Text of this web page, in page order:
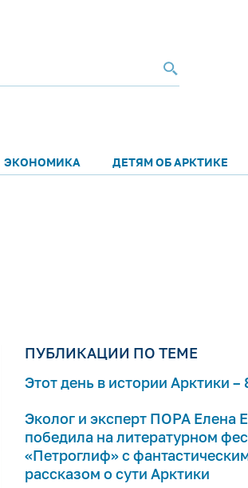
ЭКОНОМИКА ДЕТЯМ ОБ АРКТИКЕ
ПУБЛИКАЦИИ ПО ТЕМЕ
Этот день в истории Арктики –
Эколог и эксперт ПОРА Елена
победила на литературном
«Петроглиф» с
рассказом о сути Арктики